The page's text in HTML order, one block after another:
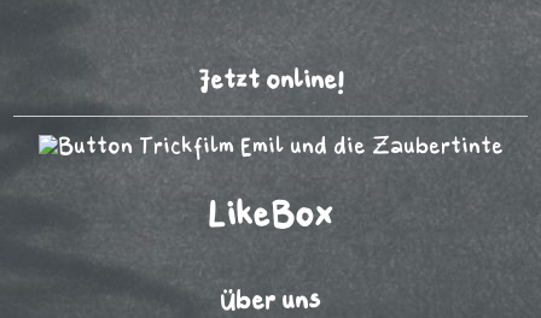
Jetzt online!
LikeBox
Über uns